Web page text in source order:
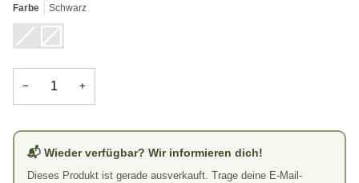
Farbe
Schwarz
Grau
Variante
ausverkauft
oder
verfügbar
Schwarz
Variante
ausverkauft
oder
verfügbar
−
+
📬 Wieder verfügbar? Wir informieren dich!
Dieses Produkt ist gerade ausverkauft. Trage deine E-Mail-